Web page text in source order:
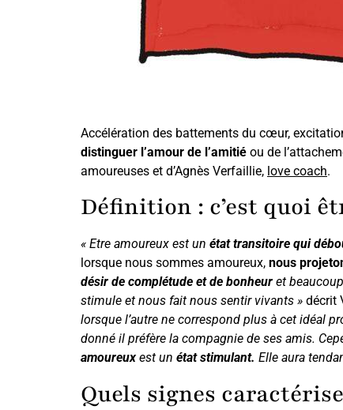
Accélération des battements du cœur,
distinguer l’amour de l’amitié ou de
amoureuses et d’Agnès Verfaillie, love coach.
Définition : c’est quoi
« Etre amoureux est un état transitoire qui
lorsque nous sommes amoureux, nous
désir de complétude et de bonheur et
stimule et nous fait nous sentir vivants » décrit
lorsque l’autre ne correspond plus à cet idéal
donné il préfère la compagnie de ses amis.
amoureux est un état stimulant. Elle aura
Quels signes